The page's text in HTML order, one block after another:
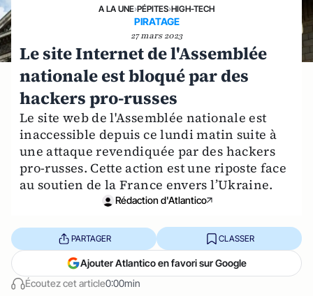
A LA UNE›PÉPITES›HIGH-TECH
PIRATAGE
27 mars 2023
Le site Internet de l'Assemblée
nationale est bloqué par des
hackers pro-russes
Le site web de l'Assemblée nationale est
inaccessible depuis ce lundi matin suite à
une attaque revendiquée par des hackers
pro-russes. Cette action est une riposte face
au soutien de la France envers l’Ukraine.
Rédaction d'Atlantico
Écoutez cet article0:00min
PARTAGER CLASSER
Ajouter Atlantico en favori sur Google